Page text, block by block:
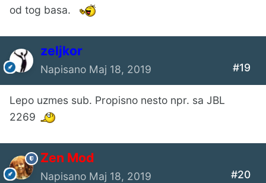
od tog basa.
zeljkor
Napisano Maj 18, 2019 #19
Lepo uzmes sub. Propisno nesto npr. sa JBL
2269
Zen Mod
Napisano Maj 18, 2019 #20